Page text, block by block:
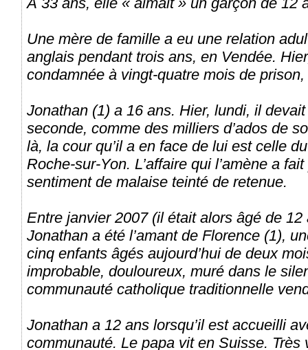
Une mère de famille a eu une relation
anglais pendant trois ans, en Vendée.
condamnée à vingt-quatre mois de
Jonathan (1) a 16 ans. Hier, lundi, il
seconde, comme des milliers d’ados de
là, la cour qu’il a en face de lui est celle
Roche-sur-Yon. L’affaire qui l’amène a
sentiment de malaise teinté de retenue.
Entre janvier 2007 (il était alors âgé de
Jonathan a été l’amant de Florence (1),
cinq enfants âgés aujourd’hui de deux
improbable, douloureux, muré dans le
communauté catholique traditionnelle
Jonathan a 12 ans lorsqu’il est accueilli
communauté. Le papa vit en Suisse. Très